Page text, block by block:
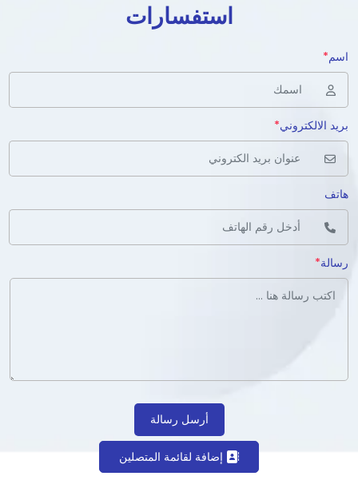
استفسارات
اسم*
بريد الالكتروني*
هاتف
رسالة*
أرسل رسالة
إضافة لقائمة المتصلين